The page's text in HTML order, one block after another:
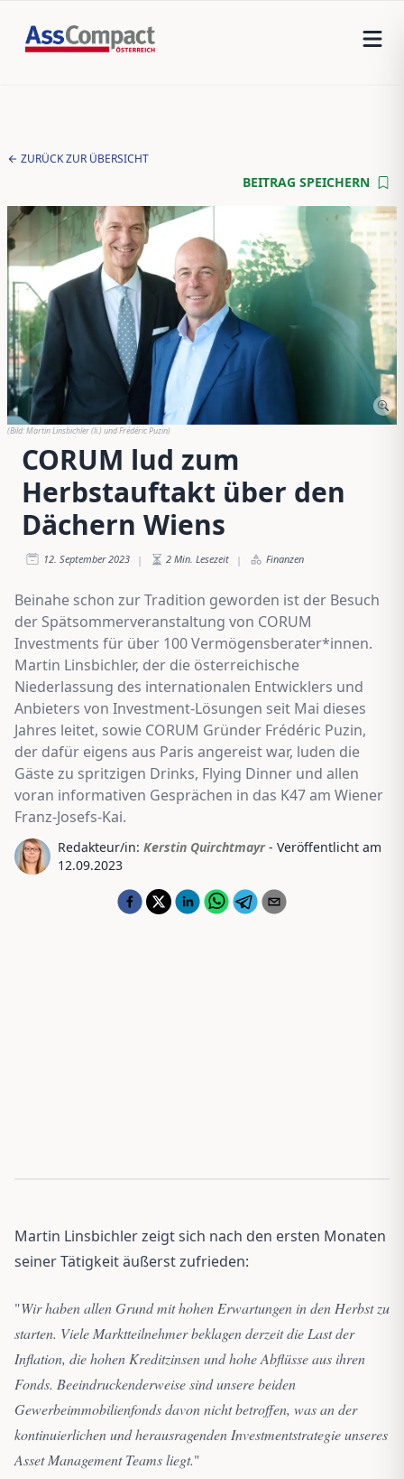
ZURÜCK ZUR ÜBERSICHT
BEITRAG SPEICHERN
(Bild:Martin Linsbichler (li.) und Frédéric Puzin)
CORUM lud zum
Herbstauftakt über den
Dächern Wiens
12. September 2023 | 2 Min. Lesezeit | Finanzen
Beinahe schon zur Tradition geworden ist der Besuch
der Spätsommerveranstaltung von CORUM
Investments für über 100 Vermögensberater*innen.
Martin Linsbichler, der die österreichische
Niederlassung des internationalen Entwicklers und
Anbieters von Investment-Lösungen seit Mai dieses
Jahres leitet, sowie CORUM Gründer Frédéric Puzin,
der dafür eigens aus Paris angereist war, luden die
Gäste zu spritzigen Drinks, Flying Dinner und allen
voran informativen Gesprächen in das K47 am Wiener
Franz-Josefs-Kai.
Redakteur/in: Kerstin Quirchtmayr - Veröffentlicht am
12.09.2023
Martin Linsbichler zeigt sich nach den ersten Monaten
seiner Tätigkeit äußerst zufrieden:
"Wir haben allen Grund mit hohen Erwartungen in den Herbst zu
starten. Viele Marktteilnehmer beklagen derzeit die Last der
Inflation, die hohen Kreditzinsen und hohe Abflüsse aus ihren
Fonds. Beeindruckenderweise sind unsere beiden
Gewerbeimmobilienfonds davon nicht betroffen, was an der
kontinuierlichen und herausragenden Investmentstrategie unseres
Asset Management Teams liegt."